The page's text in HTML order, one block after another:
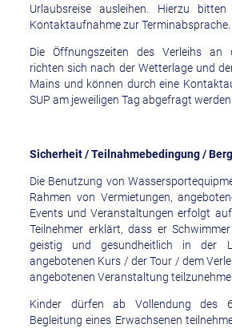
Urlaubsreise ausleihen. Hierzu
Kontaktaufnahme zur Terminabsprache.
Die Öffnungszeiten des Verleihs an
richten sich nach der Wetterlage und
Mains und können durch eine
SUP am jeweiligen Tag abgefragt werden.
Sicherheit / Teilnahmebedingung /
Die Benutzung von
Rahmen von Vermietungen,
Events und Veranstaltungen erfolgt
Teilnehmer erklärt, dass er
geistig und gesundheitlich in der
angebotenen Kurs / der Tour / dem
angebotenen Veranstaltung
Kinder dürfen ab Vollendung des
Begleitung eines Erwachsenen